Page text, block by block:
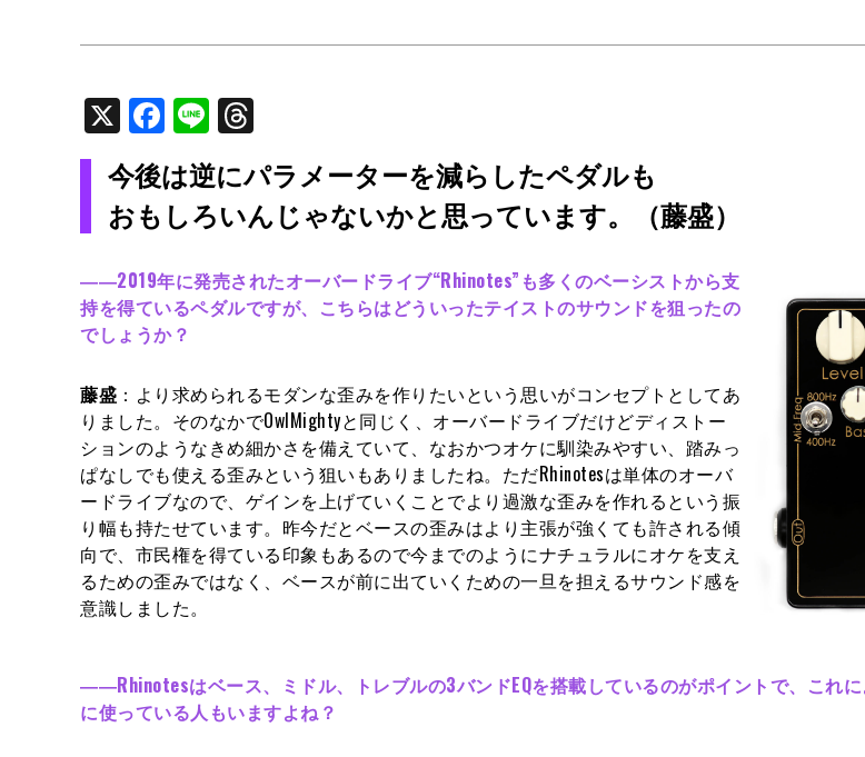
X Facebook
Line
今後は逆にパラメーターを減らしたペダルも
おもしろいんじゃないかと思っています。（藤盛）
――2019年に発売されたオーバードライブ“Rhinotes”も多くのベーシストから支
持を得ているペダルですが、こちらはどういったテイストのサウンドを狙ったの
でしょうか？
藤盛 ：より求められるモダンな歪みを作りたいという思いがコンセプトとしてあ
りました。そのなかでOwlMightyと同じく、オーバードライブだけどディストー
ションのようなきめ細かさを備えていて、なおかつオケに馴染みやすい、踏みっ
ぱなしでも使える歪みという狙いもありましたね。ただRhinotesは単体のオーバ
ードライブなので、ゲインを上げていくことでより過激な歪みを作れるという振
り幅も持たせています。昨今だとベースの歪みはより主張が強くても許される傾
向で、市民権を得ている印象もあるので今までのようにナチュラルにオケを支え
るための歪みではなく、ベースが前に出ていくための一旦を担えるサウンド感を
意識しました。
――Rhinotesはベース、ミドル、トレブルの3バンドEQを搭載しているのがポイントで、これ
に使っている人もいますよね？